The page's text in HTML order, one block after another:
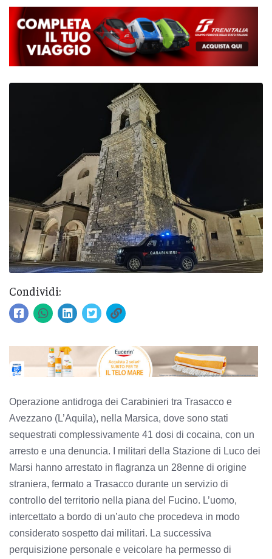
Condividi:
Operazione antidroga dei Carabinieri tra Trasacco e
Avezzano (L’Aquila), nella Marsica, dove sono stati
sequestrati complessivamente 41 dosi di cocaina, con un
arresto e una denuncia. I militari della Stazione di Luco dei
Marsi hanno arrestato in flagranza un 28enne di origine
straniera, fermato a Trasacco durante un servizio di
controllo del territorio nella piana del Fucino. L’uomo,
intercettato a bordo di un’auto che procedeva in modo
considerato sospetto dai militari. La successiva
perquisizione personale e veicolare ha permesso di